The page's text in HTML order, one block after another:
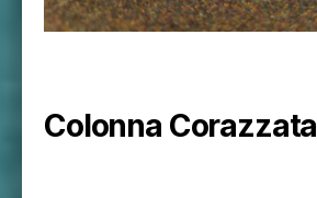
Colonna Corazzata